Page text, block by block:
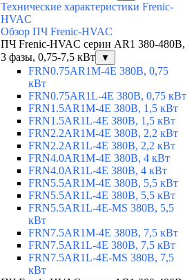
Технические характеристики Frenic-
HVAC
Обзор ПЧ Frenic-HVAC
ПЧ Frenic-HVAC серии AR1 380-480В,
3 фазы, 0,75-7,5 кВт
▼
FRN0.75AR1M-4E 380В, 0,75
кВт
FRN0.75AR1L-4E 380В, 0,75 кВт
FRN1.5AR1M-4E 380В, 1,5 кВт
FRN1.5AR1L-4E 380В, 1,5 кВт
FRN2.2AR1M-4E 380В, 2,2 кВт
FRN2.2AR1L-4E 380В, 2,2 кВт
FRN4.0AR1M-4E 380В, 4 кВт
FRN4.0AR1L-4E 380В, 4 кВт
FRN5.5AR1M-4E 380В, 5,5 кВт
FRN5.5AR1L-4E 380В, 5,5 кВт
FRN5.5AR1L-4E-MS 380В, 5,5
кВт
FRN7.5AR1M-4E 380В, 7,5 кВт
FRN7.5AR1L-4E 380В, 7,5 кВт
FRN7.5AR1L-4E-MS 380В, 7,5
кВт